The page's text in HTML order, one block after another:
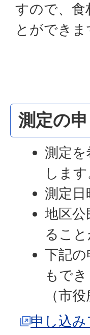
すので、食
とができま
測定の
測定
します
測定
地区
ること
下記
もでき
（市
申し込